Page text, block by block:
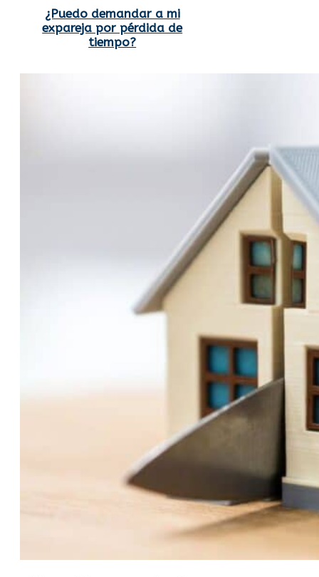
¿Puedo demandar a mi
expareja por pérdida de
tiempo?